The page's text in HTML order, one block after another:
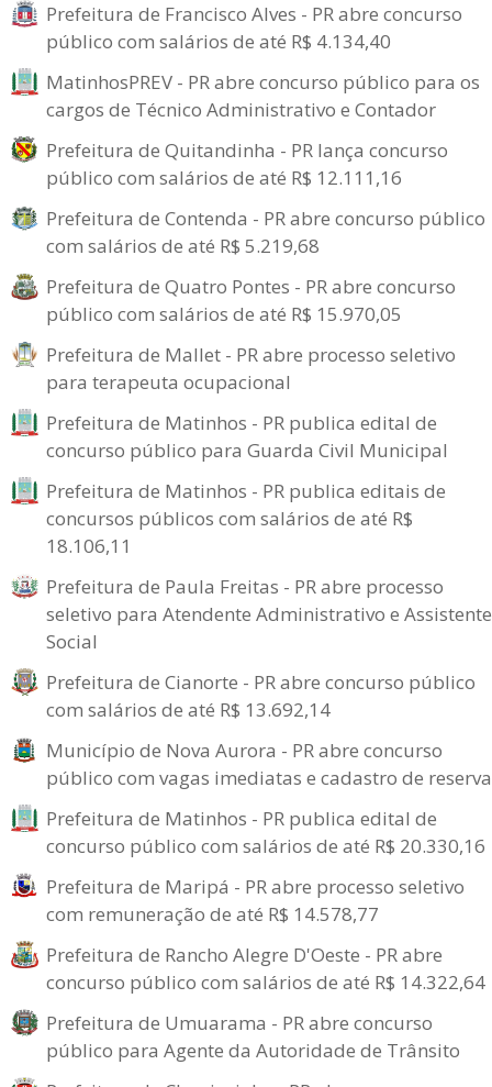
Prefeitura de Francisco Alves - PR abre concurso
público com salários de até R$ 4.134,40
MatinhosPREV - PR abre concurso público para os
cargos de Técnico Administrativo e Contador
Prefeitura de Quitandinha - PR lança concurso
público com salários de até R$ 12.111,16
Prefeitura de Contenda - PR abre concurso público
com salários de até R$ 5.219,68
Prefeitura de Quatro Pontes - PR abre concurso
público com salários de até R$ 15.970,05
Prefeitura de Mallet - PR abre processo seletivo
para terapeuta ocupacional
Prefeitura de Matinhos - PR publica edital de
concurso público para Guarda Civil Municipal
Prefeitura de Matinhos - PR publica editais de
concursos públicos com salários de até R$
18.106,11
Prefeitura de Paula Freitas - PR abre processo
seletivo para Atendente Administrativo e Assistente
Social
Prefeitura de Cianorte - PR abre concurso público
com salários de até R$ 13.692,14
Município de Nova Aurora - PR abre concurso
público com vagas imediatas e cadastro de reserva
Prefeitura de Matinhos - PR publica edital de
concurso público com salários de até R$ 20.330,16
Prefeitura de Maripá - PR abre processo seletivo
com remuneração de até R$ 14.578,77
Prefeitura de Rancho Alegre D'Oeste - PR abre
concurso público com salários de até R$ 14.322,64
Prefeitura de Umuarama - PR abre concurso
público para Agente da Autoridade de Trânsito